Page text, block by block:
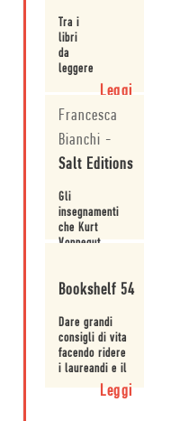
soprattutto
parlano
direttamente,
guardando
per uno, ai
giovani che si
vita.
Tra i
libri
da
leggere
consigliati
dallo
staff
di
Store
Leggi
Francesca
Bianchi -
Salt Editions
Gli
insegnamenti
che Kurt
Vonnegut
alle nuove
sono
apparentemente
semplicissimi
e, per questo,
difficili da
Bookshelf 54
Dare grandi
consigli di vita
facendo ridere
i laureandi e il
lettore, non è
mica facile!Leggi